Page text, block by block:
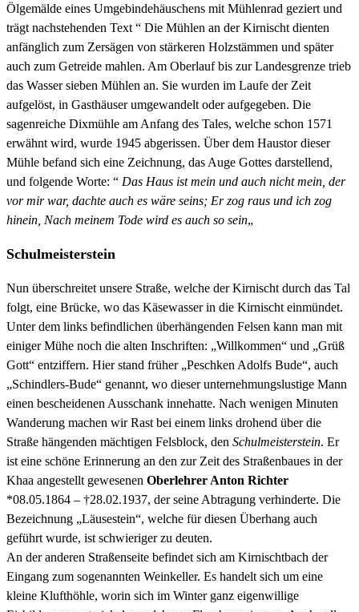
Ölgemälde eines Umgebindehäuschens mit Mühlenrad geziert und
trägt nachstehenden Text “ Die Mühlen an der Kirnischt dienten
anfänglich zum Zersägen von stärkeren Holzstämmen und später
auch zum Getreide mahlen. Am Oberlauf bis zur Landesgrenze trieb
das Wasser sieben Mühlen an. Sie wurden im Laufe der Zeit
aufgelöst, in Gasthäuser umgewandelt oder aufgegeben. Die
sagenreiche Dixmühle am Anfang des Tales, welche schon 1571
erwähnt wird, wurde 1945 abgerissen. Über dem Haustor dieser
Mühle befand sich eine Zeichnung, das Auge Gottes darstellend,
und folgende Worte: “ Das Haus ist mein und auch nicht mein, der
vor mir war, dachte auch es wäre seins; Er zog raus und ich zog
hinein, Nach meinem Tode wird es auch so sein„
Schulmeisterstein
Nun überschreitet unsere Straße, welche der Kirnischt durch das Tal
folgt, eine Brücke, wo das Käsewasser in die Kirnischt einmündet.
Unter dem links befindlichen überhängenden Felsen kann man mit
einiger Mühe noch die alten Inschriften: „Willkommen“ und „Grüß
Gott“ entziffern. Hier stand früher „Peschken Adolfs Bude“, auch
„Schindlers-Bude“ genannt, wo dieser unternehmungslustige Mann
einen bescheidenen Ausschank innehatte. Nach wenigen Minuten
Wanderung machen wir Rast bei einem links drohend über die
Straße hängenden mächtigen Felsblock, den Schulmeisterstein. Er
ist eine schöne Erinnerung an den zur Zeit des Straßenbaues in der
Khaa angestellt gewesenen Oberlehrer Anton Richter
*08.05.1864 – †28.02.1937, der seine Abtragung verhinderte. Die
Bezeichnung „Läusestein“, welche für diesen Überhang auch
geführt wurde, ist schwieriger zu deuten.
An der anderen Straßenseite befindet sich am Kirnischtbach der
Eingang zum sogenannten Weinkeller. Es handelt sich um eine
kleine Klufthöhle, worin sich im Winter ganz eigenwillige